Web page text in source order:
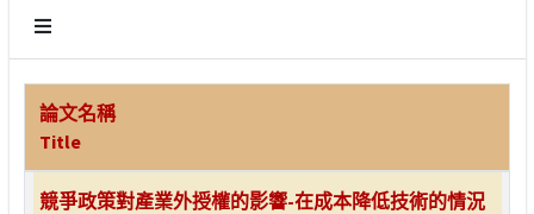
論文名稱
Title
競爭政策對產業外授權的影響-在成本降低技術的情況